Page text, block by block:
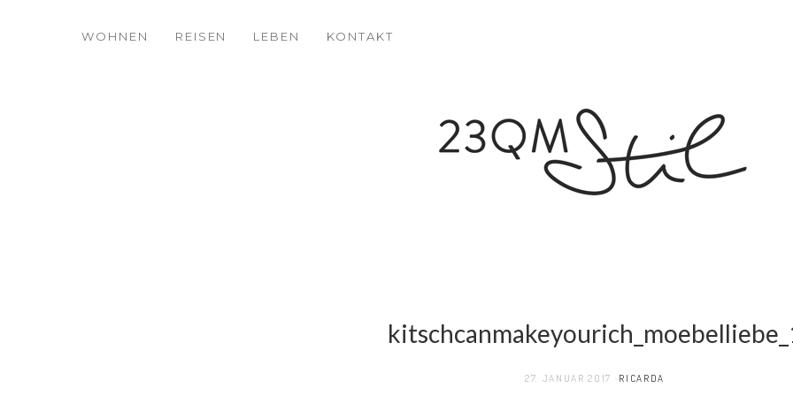
WOHNEN REISEN LEBEN KONTAKT
27. JANUAR 2017 RICARDA